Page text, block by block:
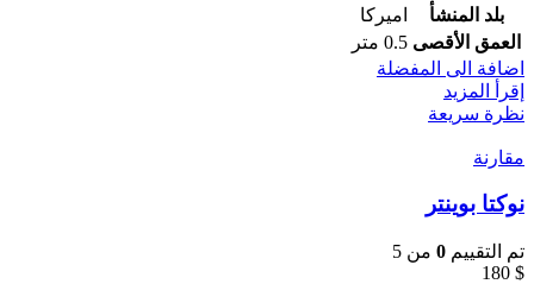
بلد المنشأ
اميركا
العمق الأقصى 0.5 متر
اضافة الى المفضلة
إقرأ المزيد
نظرة سريعة
مقارنة
نوكتا بوينتر
تم التقييم 0 من 5
180 $